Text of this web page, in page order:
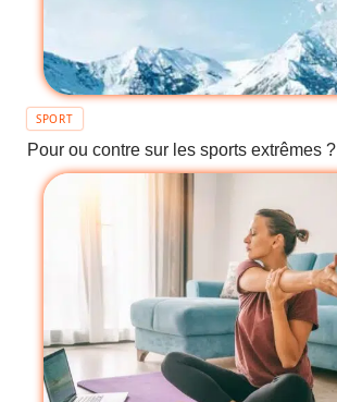
SPORT
Pour ou contre sur les sports extrêmes ?